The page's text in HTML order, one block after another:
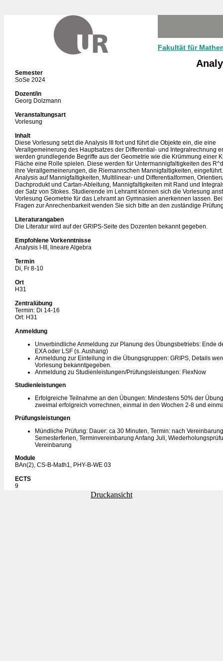
Fakultät für
Semester
SoSe 2024
Dozent/in
Georg Dolzmann
Veranstaltungsart
Vorlesung
Inhalt
Diese Vorlesung setzt die Analysis III fort und führt die Objekte ein, die eine
Verallgemeinerung des Hauptsatzes der Differential- und Integralrechnung
werden grundlegende Begriffe aus der Geometrie wie die Krümmung einer
Fläche eine Rolle spielen. Diese werden für Untermannigfaltigkeiten des
ihre Verallgemeinerungen, die Riemannschen Mannigfaltigkeiten,
Analysis auf Mannigfaltigkeiten, Multilinear- und Differentialformen,
Dachprodukt und Cartan-Ableitung, Mannigfaltigkeiten mit Rand und
der Satz von Stokes. Studierende im Lehramt können sich die Vorlesung
Vorlesung Geometrie für das Lehramt an Gymnasien anerkennen lassen.
Fragen zur Anrechenbarkeit wenden Sie sich bitte an den zuständige
Literaturangaben
Die Literatur wird auf der GRIPS-Seite des Dozenten bekannt gegeben.
Empfohlene Vorkenntnisse
Analysis I-III, lineare Algebra
Termin
Di, Fr 8-10
Ort
H31
Zentralübung
Termin: Di 14-16
Ort: H31
Anmeldung
Unverbindliche Anmeldung zur Planung des Übungsbetriebs: Ende
EXA oder LSF (s. Aushang)
Anmeldung zur Einteilung in die Übungsgruppen: GRIPS, Details
Vorlesung bekanntgegeben.
Anmeldung zu Studienleistungen/Prüfungsleistungen: FlexNow
Studienleistungen
Erfolgreiche Teilnahme an den Übungen: Mindestens 50% der
zweimal erfolgreich vorrechnen, einmal in den Wochen 2-8 und
Prüfungsleistungen
Mündliche Prüfung: Dauer: ca 30 Minuten, Termin: nach
Semesterferien, Terminvereinbarung Anfang Juli,
Vereinbarung
Module
BAn(2), CS-B-Math1, PHY-B-WE 03
ECTS
9
Druckansicht